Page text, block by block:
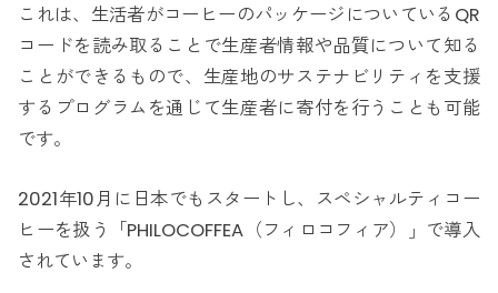
これは、生活者がコーヒーのパッケージについているQR
コードを読み取ることで生産者情報や品質について知る
ことができるもので、生産地のサステナビリティを支援
するプログラムを通じて生産者に寄付を行うことも可能
です。
2021年10月に日本でもスタートし、スペシャルティコー
ヒーを扱う「PHILOCOFFEA（フィロコフィア）」で導入
されています。